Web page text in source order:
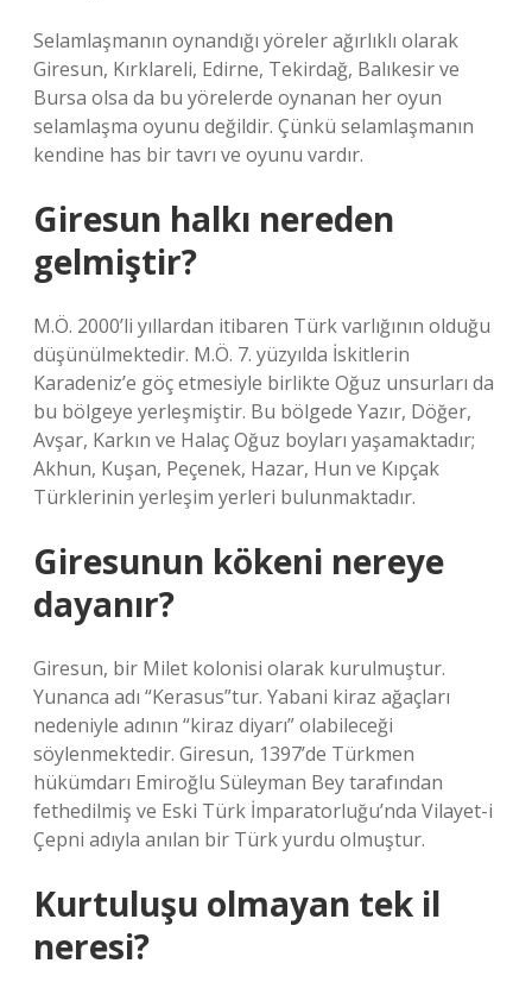
Selamlaşmanın oynandığı yöreler ağırlıklı olarak
Giresun, Kırklareli, Edirne, Tekirdağ, Balıkesir ve
Bursa olsa da bu yörelerde oynanan her oyun
selamlaşma oyunu değildir. Çünkü selamlaşmanın
kendine has bir tavrı ve oyunu vardır.
Giresun halkı nereden
gelmiştir?
M.Ö. 2000’li yıllardan itibaren Türk varlığının olduğu
düşünülmektedir. M.Ö. 7. yüzyılda İskitlerin
Karadeniz’e göç etmesiyle birlikte Oğuz unsurları da
bu bölgeye yerleşmiştir. Bu bölgede Yazır, Döğer,
Avşar, Karkın ve Halaç Oğuz boyları yaşamaktadır;
Akhun, Kuşan, Peçenek, Hazar, Hun ve Kıpçak
Türklerinin yerleşim yerleri bulunmaktadır.
Giresunun kökeni nereye
dayanır?
Giresun, bir Milet kolonisi olarak kurulmuştur.
Yunanca adı “Kerasus”tur. Yabani kiraz ağaçları
nedeniyle adının “kiraz diyarı” olabileceği
söylenmektedir. Giresun, 1397’de Türkmen
hükümdarı Emiroğlu Süleyman Bey tarafından
fethedilmiş ve Eski Türk İmparatorluğu’nda Vilayet-i
Çepni adıyla anılan bir Türk yurdu olmuştur.
Kurtuluşu olmayan tek il
neresi?